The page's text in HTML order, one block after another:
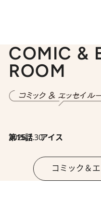
COMIC &
ROOM
2026.7.30
第15話 アイス
コミック＆